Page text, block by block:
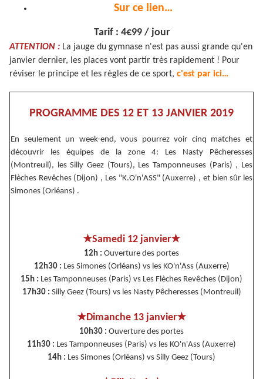
Sur ce lien…
Tarif : 4€99 / jour
ATTENTION : La jauge du gymnase n'est pas aussi grande qu'en
janvier dernier, les places vont partir très rapidement ! Pour
réviser le principe et les règles de ce sport, c'est par ici…
PROGRAMME DES 12 ET 13 JANVIER 2019
En seulement un week-end, vous pourrez voir cinq matches et
découvrir les équipes de la zone 4: Les Nasty Pêcheresses
(Montreuil), les Silly Geez (Tours), Les Tamponneuses (Paris) , Les
Flèches Revêches (Dijon) , Les "K.O'n'ASS" (Auxerre) , et bien sûr les
Simones (Orléans) .
★Samedi 12 janvier★
12h : Ouverture des portes
12h30 : Les Simones (Orléans) vs les KO'n'Ass (Auxerre)
15h : Les Tamponneuses (Paris) vs Les Flèches Revêches (Dijon)
17h30 : Silly Geez (Tours) vs les Nasty Pêcheresses (Montreuil)
★Dimanche 13 janvier★
10h30 : Ouverture des portes
11h30 : Les Tamponneuses (Paris) vs les KO'n'Ass (Auxerre)
14h : Les Simones (Orléans) vs Silly Geez (Tours)